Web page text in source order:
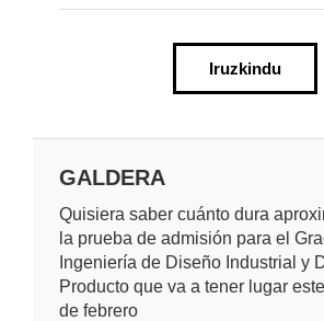
Iruzkindu
GALDERA
Quisiera saber cuánto dura
la prueba de admisión para el
Ingeniería de Diseño Industrial y
Producto que va a tener lugar
de febrero